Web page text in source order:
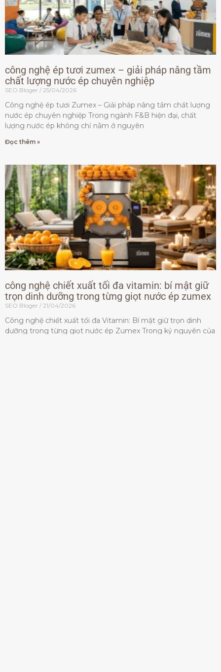
công nghệ ép tươi zumex – giải pháp nâng tầm
chất lượng nước ép chuyên nghiệp
SEO Bloger 25/04/2026
Công nghệ ép tươi Zumex – Giải pháp nâng tầm chất lượng
nước ép chuyên nghiệp Trong ngành F&B hiện đại, chất
lượng nước ép không chỉ nằm ở nguyên
Đọc thêm »
công nghệ chiết xuất tối đa vitamin: bí mật giữ
trọn dinh dưỡng trong từng giọt nước ép zumex
SEO Bloger 21/04/2026
Công nghệ chiết xuất tối đa Vitamin: Bí mật giữ trọn dinh
dưỡng trong từng giọt nước ép Zumex Trong kỷ nguyên của